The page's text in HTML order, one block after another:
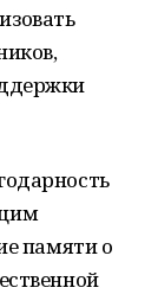
памяти о